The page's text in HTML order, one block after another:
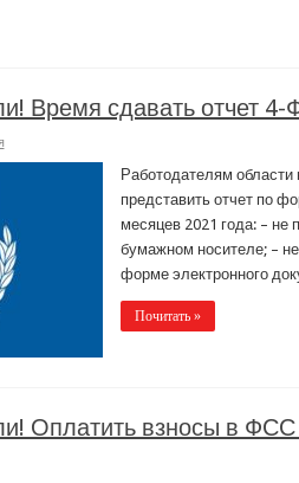
Время сдавать отчет
Работодателям области
представить отчет по
месяцев 2021 года: – не
бумажном носителе; –
форме электронного
Почитать »
Оплатить взносы в